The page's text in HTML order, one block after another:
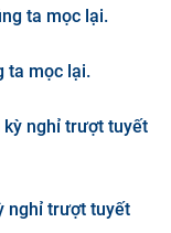
gắn mác "rủi ro
mọc lại.